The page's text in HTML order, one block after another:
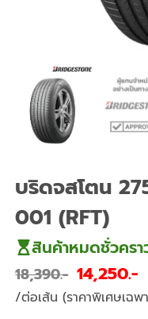
บริดจสโตน
001 (RFT)
สินค้าหมดชั่วคร
18,390 14,250
/ต่อเส้น (ราคาพิเศษเฉพ